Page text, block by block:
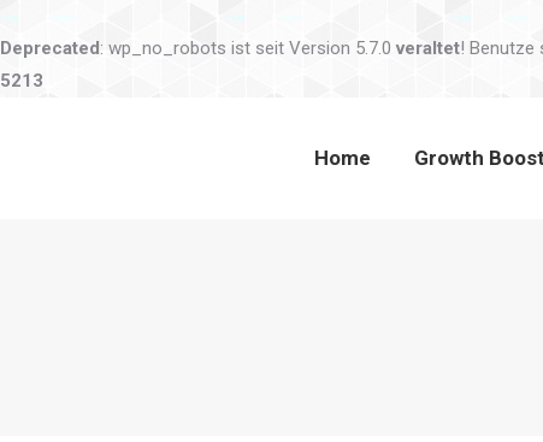
Deprecated: wp_no_robots ist seit Version 5.7.0 veraltet!
5213
Home Growth
Home Growth